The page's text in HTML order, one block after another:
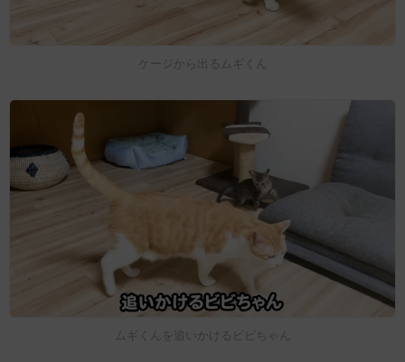
ケージから出るムギくん
ムギくんを追いかけるビビちゃん